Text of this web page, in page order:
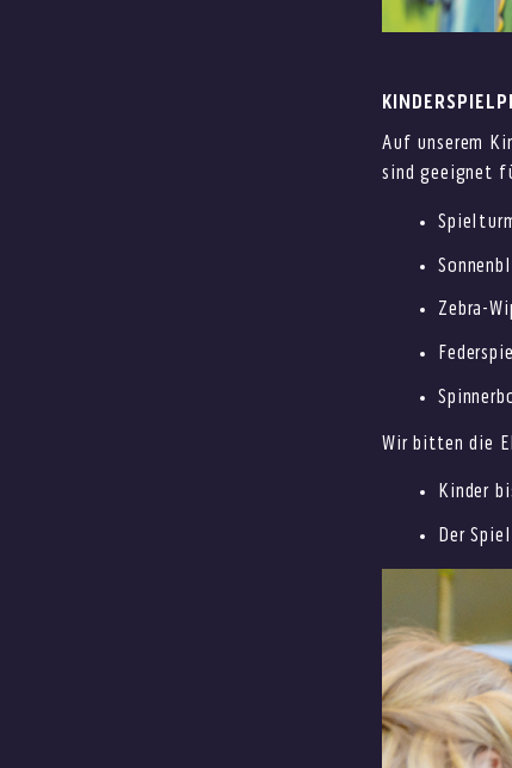
Auf unserem
sind geeignet
Zebra-
Wir bitten die
Kinder
Der